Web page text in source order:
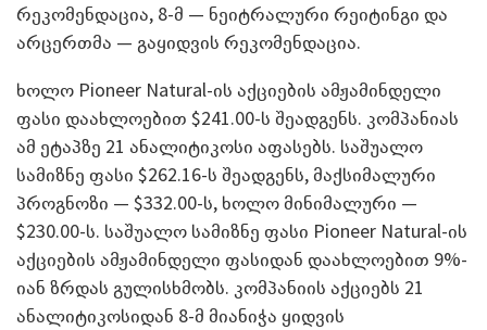
რეკომენდაცია, 8-მ — ნეიტრალური რეიტინგი და
არცერთმა — გაყიდვის რეკომენდაცია.
ხოლო Pioneer Natural-ის აქციების ამჟამინდელი
ფასი დაახლოებით $241.00-ს შეადგენს. კომპანიას
ამ ეტაპზე 21 ანალიტიკოსი აფასებს. საშუალო
სამიზნე ფასი $262.16-ს შეადგენს, მაქსიმალური
პროგნოზი — $332.00-ს, ხოლო მინიმალური —
$230.00-ს. საშუალო სამიზნე ფასი Pioneer Natural-ის
აქციების ამჟამინდელი ფასიდან დაახლოებით 9%-
იან ზრდას გულისხმობს. კომპანიის აქციებს 21
ანალიტიკოსიდან 8-მ მიანიჭა ყიდვის